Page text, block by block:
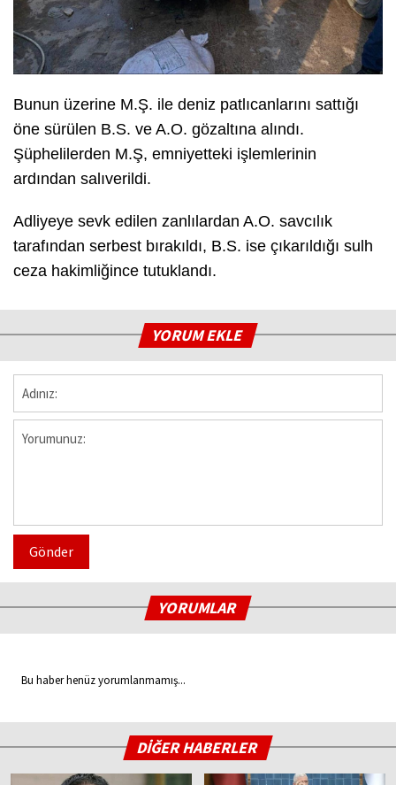
Bunun üzerine M.Ş. ile deniz patlıcanlarını sattığı
öne sürülen B.S. ve A.O. gözaltına alındı.
Şüphelilerden M.Ş, emniyetteki işlemlerinin
ardından salıverildi.
Adliyeye sevk edilen zanlılardan A.O. savcılık
tarafından serbest bırakıldı, B.S. ise çıkarıldığı sulh
ceza hakimliğince tutuklandı.
YORUM EKLE
Gönder
YORUMLAR
Bu haber henüz yorumlanmamış...
DİĞER HABERLER